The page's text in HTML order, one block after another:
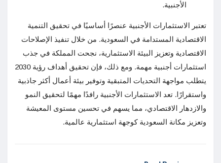
الأجنبية.
تعتبر الاستثمارات الأجنبية عنصرًا أساسيًا في تحقيق التنمية
الاقتصادية المستدامة في السعودية. من خلال تنفيذ الإصلاحات
الاقتصادية وتعزيز البيئة الاستثمارية، نجحت المملكة في جذب
استثمارات أجنبية مهمة. ومع ذلك، فإن تحقيق أهداف رؤية 2030
يتطلب مواجهة التحديات المتبقية وتوفير بيئة أعمال أكثر جاذبية
واستقرارًا. تعد الاستثمارات الأجنبية رافدًا مهمًا لتحقيق النمو
والازدهار الاقتصادي، مما يسهم في تحسين مستوى المعيشة
وتعزيز مكانة السعودية كوجهة استثمارية عالمية.